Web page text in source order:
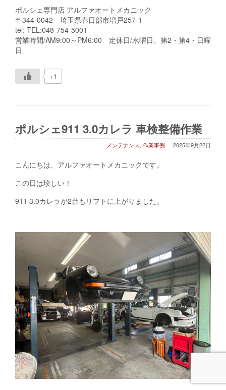
ポルシェ専門店 アルファオートメカニック
〒344-0042 埼玉県春日部市増戸257-1
tel: TEL:048-754-5001
営業時間/AM9:00～PM6:00 定休日/水曜日、第2・第4・日曜
日
+1
ポルシェ911 3.0カレラ 車検整備作業
2025年9月22日
メンテナンス,作業事例
こんにちは、アルファオートメカニックです。
この日は珍しい！
911 3.0カレラが2台もリフトに上がりました。